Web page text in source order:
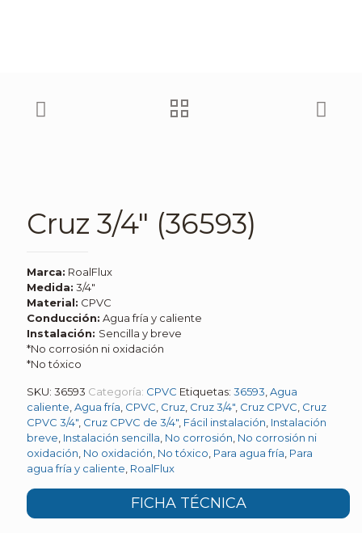
Cruz 3/4″ (36593)
Marca: RoalFlux
Medida: 3/4″
Material: CPVC
Conducción: Agua fría y caliente
Instalación: Sencilla y breve
*No corrosión ni oxidación
*No tóxico
SKU: 36593 Categoría: CPVC Etiquetas: 36593 Agua
caliente Agua fría CPVC Cruz Cruz 3/4" Cruz CPVC Cruz
CPVC 3/4" Cruz CPVC de 3/4" Fácil instalación Instalación
breve Instalación sencilla No corrosión No corrosión ni
oxidación No oxidación No tóxico Para agua fría Para
agua fría y caliente RoalFlux
FICHA TÉCNICA